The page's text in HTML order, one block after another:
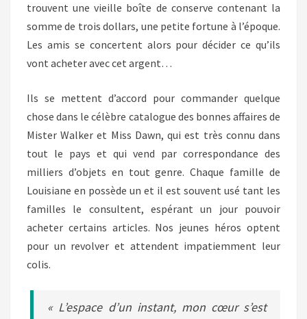
trouvent une vieille boîte de conserve contenant la
somme de trois dollars, une petite fortune à l’époque.
Les amis se concertent alors pour décider ce qu’ils
vont acheter avec cet argent…
Ils se mettent d’accord pour commander quelque
chose dans le célèbre catalogue des bonnes affaires de
Mister Walker et Miss Dawn, qui est très connu dans
tout le pays et qui vend par correspondance des
milliers d’objets en tout genre. Chaque famille de
Louisiane en possède un et il est souvent usé tant les
familles le consultent, espérant un jour pouvoir
acheter certains articles. Nos jeunes héros optent
pour un revolver et attendent impatiemment leur
colis.
« L’espace d’un instant, mon cœur s’est